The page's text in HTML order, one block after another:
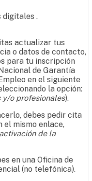
digitales .
actualizar tus
o datos de contacto,
para tu inscripción
de Garantía
en el siguiente
la opción:
y/o profesionales).
debes pedir cita
el mismo enlace,
de la
en una Oficina de
(no telefónica).